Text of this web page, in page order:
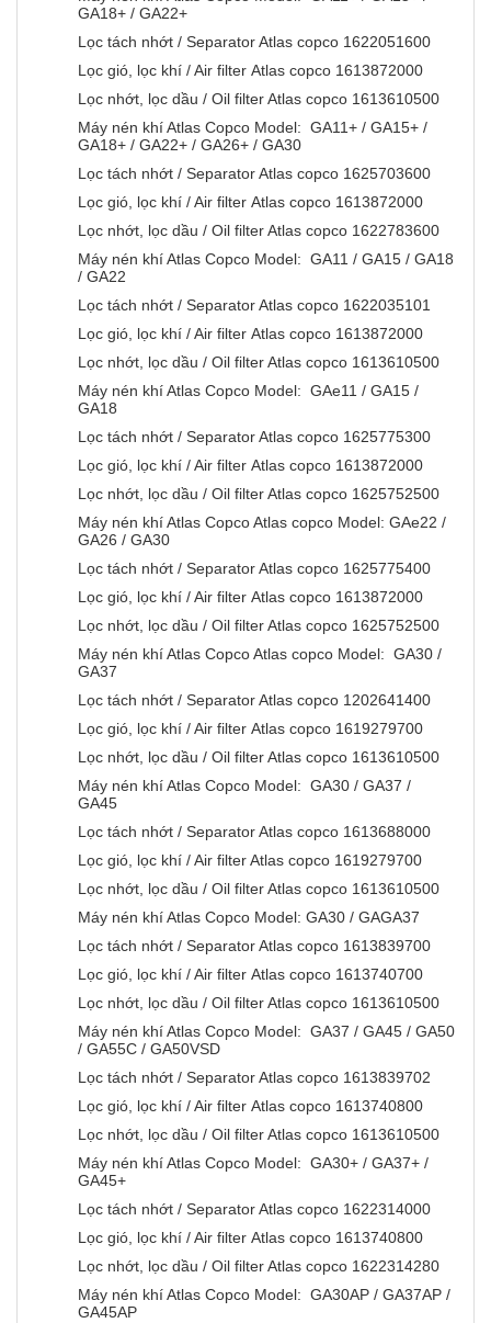
GA18+ / GA22+
Lọc tách nhớt / Separator Atlas copco 1622051600
Lọc gió, lọc khí / Air filter Atlas copco 1613872000
Lọc nhớt, lọc dầu / Oil filter Atlas copco 1613610500
Máy nén khí Atlas Copco Model: GA11+ / GA15+ /
GA18+ / GA22+ / GA26+ / GA30
Lọc tách nhớt / Separator Atlas copco 1625703600
Lọc gió, lọc khí / Air filter Atlas copco 1613872000
Lọc nhớt, lọc dầu / Oil filter Atlas copco 1622783600
Máy nén khí Atlas Copco Model: GA11 / GA15 / GA18
/ GA22
Lọc tách nhớt / Separator Atlas copco 1622035101
Lọc gió, lọc khí / Air filter Atlas copco 1613872000
Lọc nhớt, lọc dầu / Oil filter Atlas copco 1613610500
Máy nén khí Atlas Copco Model: GAe11 / GA15 /
GA18
Lọc tách nhớt / Separator Atlas copco 1625775300
Lọc gió, lọc khí / Air filter Atlas copco 1613872000
Lọc nhớt, lọc dầu / Oil filter Atlas copco 1625752500
Máy nén khí Atlas Copco Atlas copco Model: GAe22 /
GA26 / GA30
Lọc tách nhớt / Separator Atlas copco 1625775400
Lọc gió, lọc khí / Air filter Atlas copco 1613872000
Lọc nhớt, lọc dầu / Oil filter Atlas copco 1625752500
Máy nén khí Atlas Copco Atlas copco Model: GA30 /
GA37
Lọc tách nhớt / Separator Atlas copco 1202641400
Lọc gió, lọc khí / Air filter Atlas copco 1619279700
Lọc nhớt, lọc dầu / Oil filter Atlas copco 1613610500
Máy nén khí Atlas Copco Model: GA30 / GA37 /
GA45
Lọc tách nhớt / Separator Atlas copco 1613688000
Lọc gió, lọc khí / Air filter Atlas copco 1619279700
Lọc nhớt, lọc dầu / Oil filter Atlas copco 1613610500
Máy nén khí Atlas Copco Model: GA30 / GAGA37
Lọc tách nhớt / Separator Atlas copco 1613839700
Lọc gió, lọc khí / Air filter Atlas copco 1613740700
Lọc nhớt, lọc dầu / Oil filter Atlas copco 1613610500
Máy nén khí Atlas Copco Model: GA37 / GA45 / GA50
/ GA55C / GA50VSD
Lọc tách nhớt / Separator Atlas copco 1613839702
Lọc gió, lọc khí / Air filter Atlas copco 1613740800
Lọc nhớt, lọc dầu / Oil filter Atlas copco 1613610500
Máy nén khí Atlas Copco Model: GA30+ / GA37+ /
GA45+
Lọc tách nhớt / Separator Atlas copco 1622314000
Lọc gió, lọc khí / Air filter Atlas copco 1613740800
Lọc nhớt, lọc dầu / Oil filter Atlas copco 1622314280
Máy nén khí Atlas Copco Model: GA30AP / GA37AP /
GA45AP